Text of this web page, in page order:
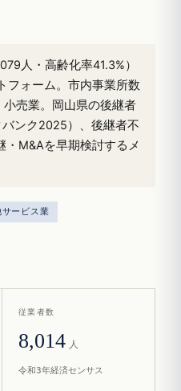
人・高齢化率41.3%）
フォーム。市内事業所数
売業。岡山県の後継者
ンク2025）、後継者不
M&Aを早期検討するメ
サービス業
従業者数
8,014 人
令和3年経済センサス